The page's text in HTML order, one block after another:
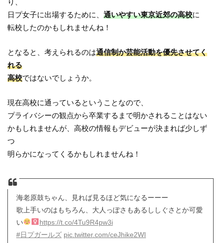
日プ女子に出場するために、通いやすい東京近郊の高校に
転校したのかもしれませんね！
となると、考えられるのは通信制か芸能活動を優先させてく
れる
高校ではないでしょうか。
現在高校に通っているということなので、
プライバシーの観点から卒業するまで明かされることはない
かもしれませんが、高校の情報もデビューが決まれば少しず
つ
明らかになってくるかもしれませんね！
海老原鼓ちゃん、見れば見るほど気になるーーー
歌上手いのはもちろん、大人っぽさもあるししぐさとか可愛
い
https://t.co/4Tu9R4pw3i
#日プガールズ pic.twitter.com/ceJhike2WI